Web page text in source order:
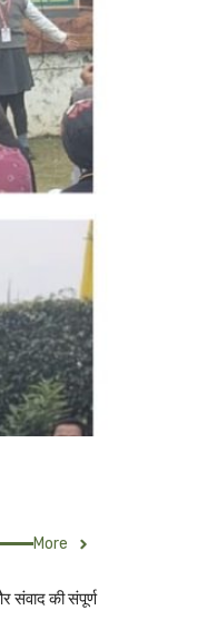
More
संवाद की संपूर्ण